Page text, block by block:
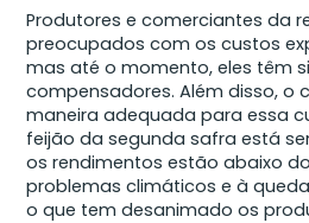
Produtores e comerciantes da
preocupados com os custos
mas até o momento, eles têm
compensadores. Além disso, o
maneira adequada para essa
feijão da segunda safra está
os rendimentos estão abaixo
problemas climáticos e à
o que tem desanimado os